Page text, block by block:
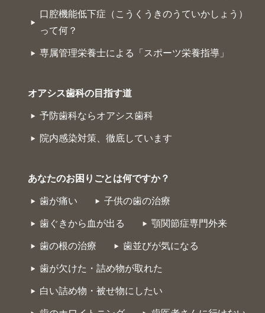
口腔機能低下症（こうくうきのうていかしょう）
って何？
専属管理栄養士による「スポーツ栄養指導」
オアシス歯科の目指す道
予防歯科ならオアシス歯科
院内感染対策、徹底しています
あなたのお困りごとは何ですか？
歯が痛い 子供の歯の治療
歯ぐきから血が出る 顎関節症専門外来
歯の根の治療 歯並びが気になる
歯が欠けた・詰め物が取れた
白い詰め物・被せ物にしたい